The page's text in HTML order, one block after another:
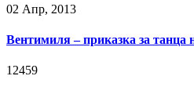
02 Апр, 2013
Вентимиля – приказка за
12459